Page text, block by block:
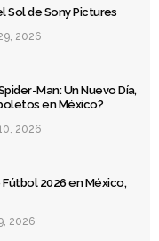
Sol de Sony Pictures
2026
Man: Un Nuevo Día,
en México?
2026
2026 en México,
2026